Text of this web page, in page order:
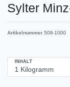
Sylter
Artikelnummer 509-1000
INHALT